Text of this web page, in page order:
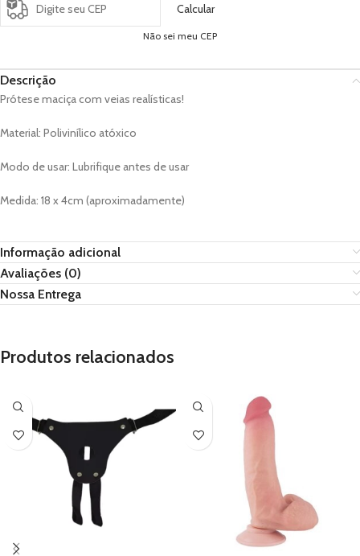
Calcular
Não sei meu CEP
Descrição
Prótese maciça com veias realísticas!
Material: Polivinílico atóxico
Modo de usar: Lubrifique antes de usar
Medida: 18 x 4cm (aproximadamente)
Informação adicional
Avaliações (0)
Nossa Entrega
Produtos relacionados